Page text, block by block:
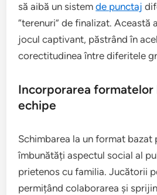
să aibă un sistemde punctaj
“terenuri” de finalizat. Această
jocul captivant, păstrând în
corectitudinea între diferitele
Incorporarea formatelor
echipe
Schimbarea la un format bazat
îmbunătăți aspectul social al
prietenos cu familia. Jucătorii
permițând colaborarea și